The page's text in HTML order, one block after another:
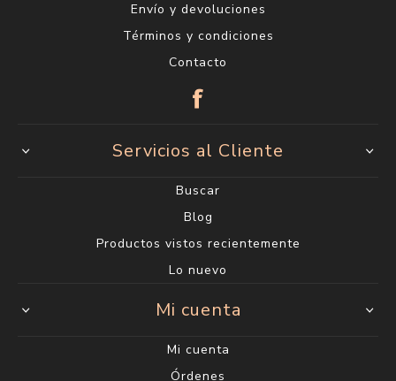
Envío y devoluciones
Términos y condiciones
Contacto
Servicios al Cliente
Buscar
Blog
Productos vistos recientemente
Lo nuevo
Mi cuenta
Mi cuenta
Órdenes